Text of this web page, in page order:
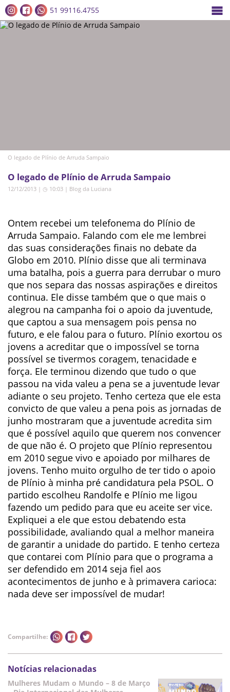
51 99116.4755
O legado de Plínio de Arruda Sampaio
O legado de Plínio de Arruda Sampaio
12/12/2013 | ◷ 10:03 | Blog da Luciana
Ontem recebei um telefonema do Plínio de
Arruda Sampaio. Falando com ele me lembrei
das suas considerações finais no debate da
Globo em 2010. Plínio disse que ali terminava
uma batalha, pois a guerra para derrubar o muro
que nos separa das nossas aspirações e direitos
continua. Ele disse também que o que mais o
alegrou na campanha foi o apoio da juventude,
que captou a sua mensagem pois pensa no
futuro, e ele falou para o futuro. Plínio exortou os
jovens a acreditar que o impossível se torna
possível se tivermos coragem, tenacidade e
força. Ele terminou dizendo que tudo o que
passou na vida valeu a pena se a juventude levar
adiante o seu projeto. Tenho certeza que ele esta
convicto de que valeu a pena pois as jornadas de
junho mostraram que a juventude acredita sim
que é possível aquilo que querem nos convencer
de que não é. O projeto que Plínio representou
em 2010 segue vivo e apoiado por milhares de
jovens. Tenho muito orgulho de ter tido o apoio
de Plínio à minha pré candidatura pela PSOL. O
partido escolheu Randolfe e Plínio me ligou
fazendo um pedido para que eu aceite ser vice.
Expliquei a ele que estou debatendo esta
possibilidade, avaliando qual a melhor maneira
de garantir a unidade do partido. E tenho certeza
que contarei com Plínio para que o programa a
ser defendido em 2014 seja fiel aos
acontecimentos de junho e à primavera carioca:
nada deve ser impossível de mudar!
Compartilhe:
Notícias relacionadas
Mulheres Mudam o Mundo – 8 de Março